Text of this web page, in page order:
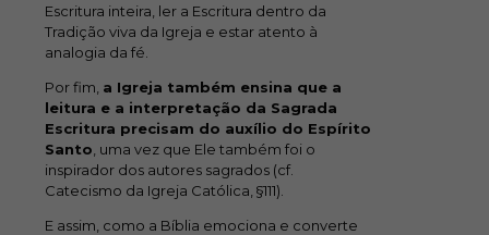
Escritura inteira, ler a Escritura dentro da
Tradição viva da Igreja e estar atento à
analogia da fé.
Por fim, a Igreja também ensina que a
leitura e a interpretação da Sagrada
Escritura precisam do auxílio do Espírito
Santo , uma vez que Ele também foi o
inspirador dos autores sagrados (cf.
Catecismo da Igreja Católica, §111).
E assim, como a Bíblia emociona e converte